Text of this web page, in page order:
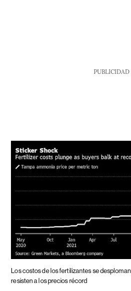
PUBLICIDAD
Los costos de los fertilizantes se
resisten a los precios récord